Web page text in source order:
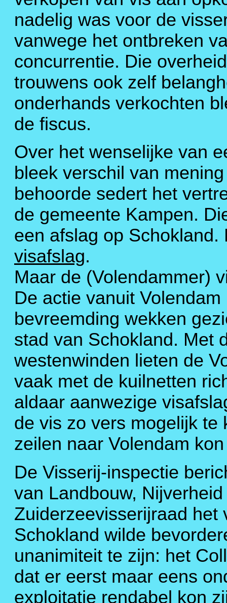
nadelig was voor de
vanwege het ontbreken
concurrentie. Die
trouwens ook zelf
onderhands verkochten
de fiscus.
Over het wenselijke van
bleek verschil van
behoorde sedert het
de gemeente Kampen.
een afslag op
visafslag.
Maar de (Volendammer)
De actie vanuit
bevreemding wekken
stad van Schokland. Met
westenwinden lieten de
vaak met de kuilnetten
aldaar aanwezige
de vis zo vers mogelijk te
zeilen naar Volendam
De Visserij-inspectie
van Landbouw,
Zuiderzeevisserijraad het
Schokland wilde
unanimiteit te zijn: het
dat er eerst maar eens
exploitatie rendabel kon